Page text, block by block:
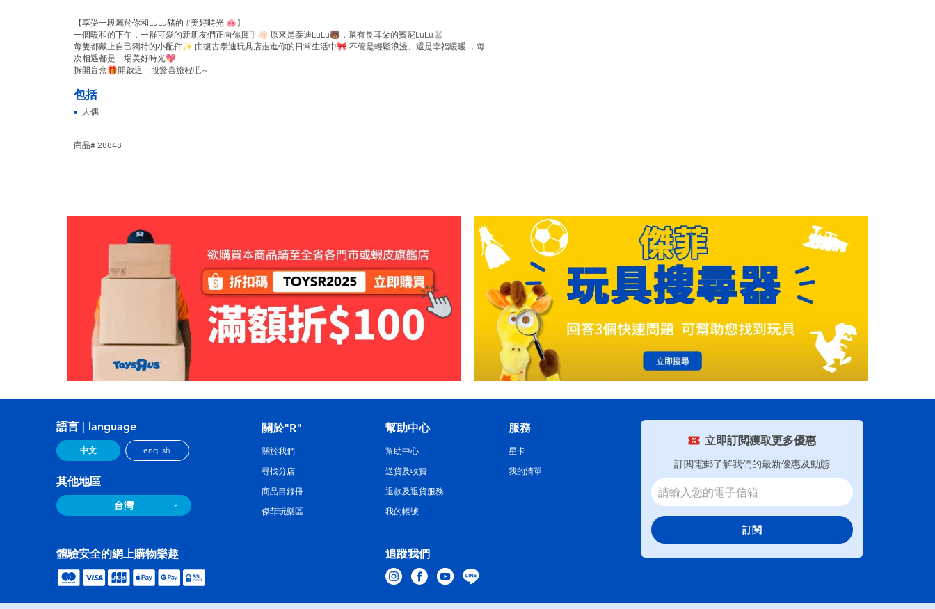
【享受一段屬於你和LuLu豬的 #美好時光 🐽】
一個暖和的下午，一群可愛的新朋友們正向你揮手👋🏻 原來是泰迪LuLu🐻，還有長耳朵的賓尼LuLu🐰
每隻都戴上自己獨特的小配件✨ 由復古泰迪玩具店走進你的日常生活中🎀 不管是輕鬆浪漫、還是幸福暖暖 ，每
次相遇都是一場美好時光💖
拆開盲盒🎁開啟這一段驚喜旅程吧～
包括
人偶
商品# 28848
立即訂閲獲取更多優惠
訂閲電郵了解我們的最新優惠及動態
訂閲
語言 | language
中文 english
其他地區
台灣
追蹤我們
關於"R"
關於我們
尋找分店
商品目錄冊
傑菲玩樂區
幫助中心
幫助中心
送貨及收費
退款及退貨服務
我的帳號
服務
星卡
我的清單
體驗安全的網上購物樂趣